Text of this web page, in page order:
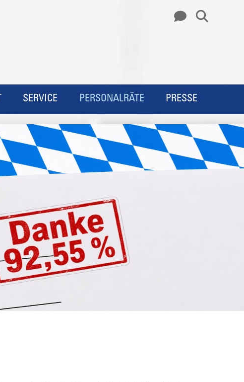
SERVICE PERSONALRÄTE PRESSE